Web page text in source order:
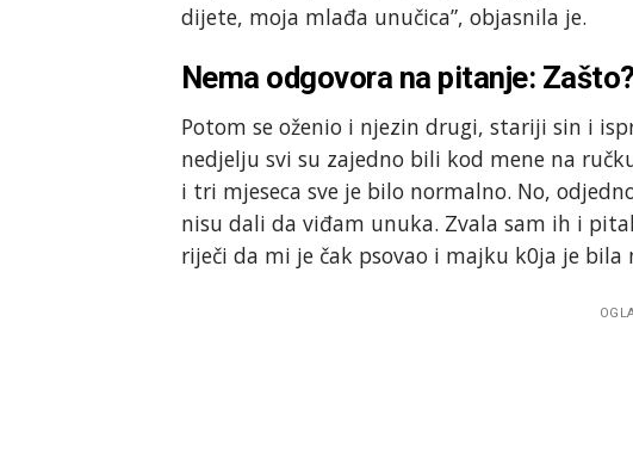
dijete, moja mlađa unučica”, objasnila je.
Nema odgovora na pitanje: Zašto?
Potom se oženio i njezin drugi, stariji sin i
nedjelju svi su zajedno bili kod mene na
i tri mjeseca sve je bilo normalno. No,
nisu dali da viđam unuka. Zvala sam ih i
riječi da mi je čak psovao i majku k0ja je bila